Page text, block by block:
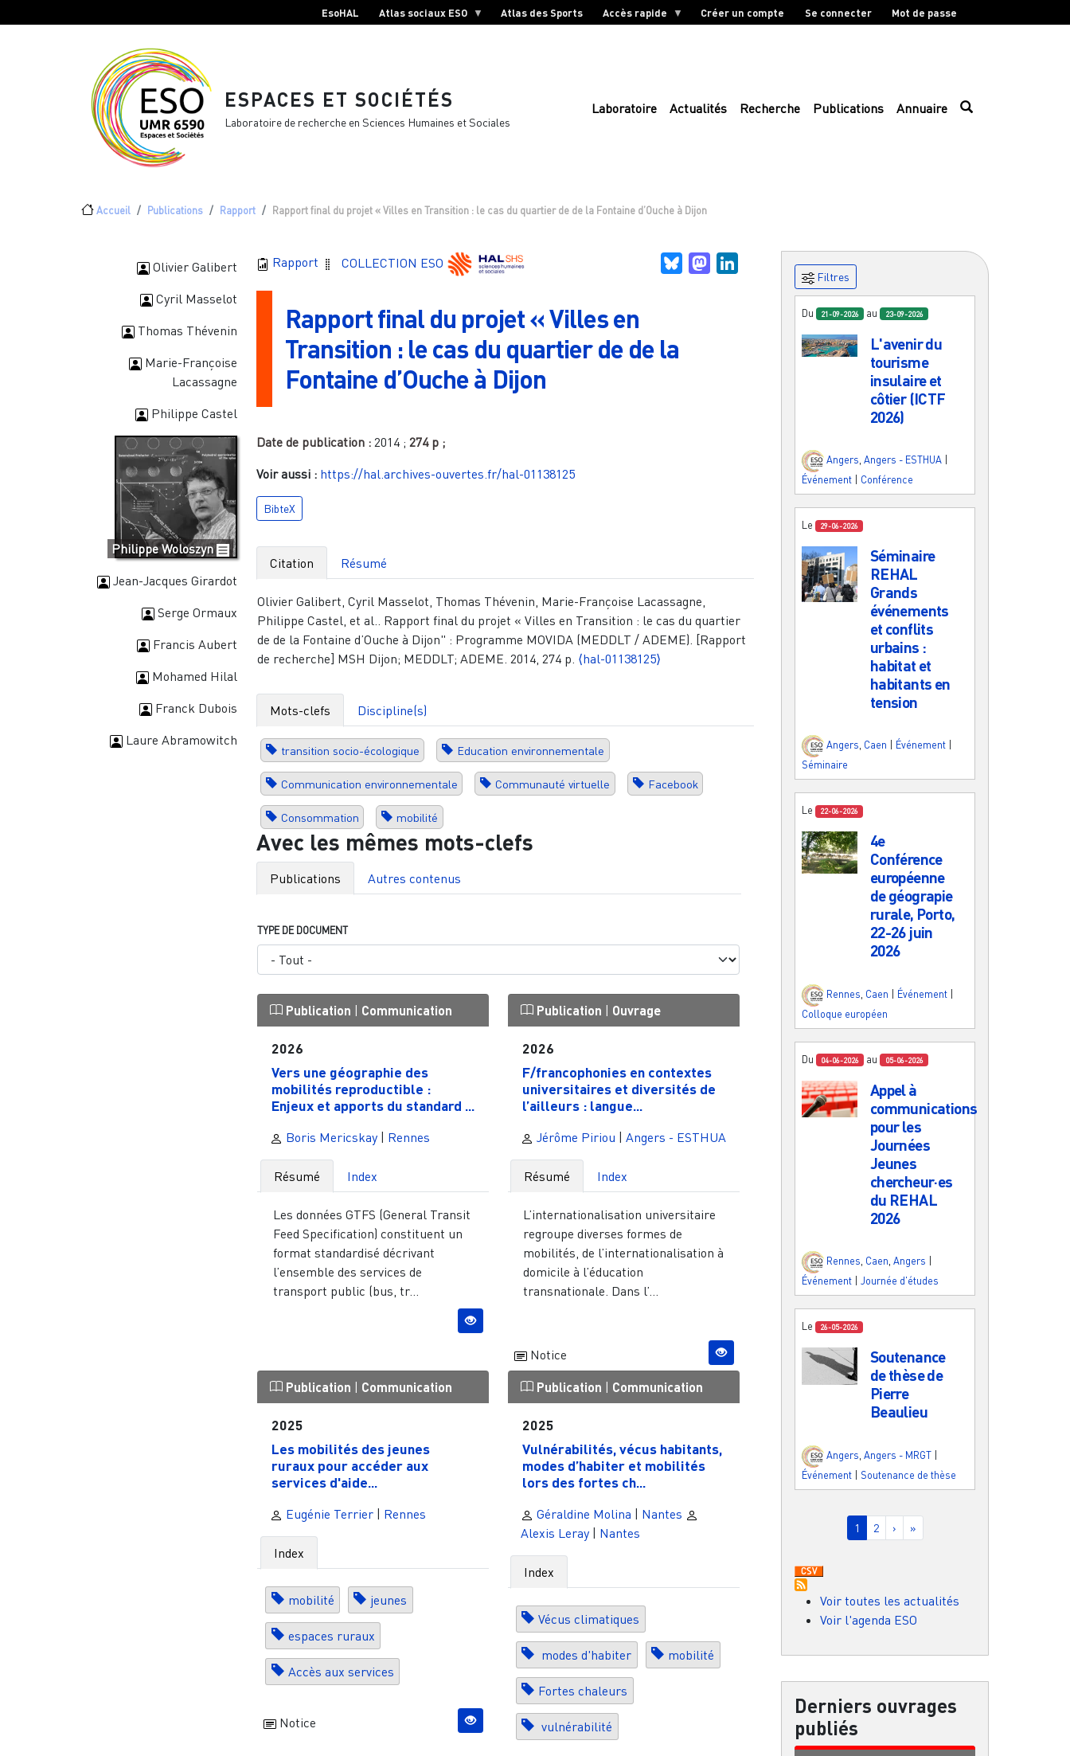
EsoHAL Atlas sociaux ESO Atlas des Sports Accès rapide Créer un compte Se connecter Mot de passe
ESPACES ET SOCIÉTÉS
Laboratoire de recherche en Sciences Humaines et Sociales
Laboratoire Actualités Recherche Publications Annuaire
Fil d'Ariane
Accueil Publications Rapport Rapport final du projet « Villes en Transition : le cas du quartier de de la Fontaine d’Ouche à Dijon
Olivier Galibert
Cyril Masselot
Thomas Thévenin
Marie-Françoise
Lacassagne
Philippe Castel
Philippe Woloszyn
Jean-Jacques Girardot
Serge Ormaux
Francis Aubert
Mohamed Hilal
Franck Dubois
Laure Abramowitch
Rapport COLLECTION ESO BlueskyMastodon
Rapport final du projet « Villes en
Transition : le cas du quartier de de la
Fontaine d’Ouche à Dijon
Date de publication : 2014 ; 274 p ;
Voir aussi : https://hal.archives-ouvertes.fr/hal-01138125
BibteX
Citation Résumé
Olivier Galibert, Cyril Masselot, Thomas Thévenin, Marie-Françoise Lacassagne,
Philippe Castel, et al.. Rapport final du projet « Villes en Transition : le cas du quartier
de de la Fontaine d’Ouche à Dijon" : Programme MOVIDA (MEDDLT / ADEME). [Rapport
de recherche] MSH Dijon; MEDDLT; ADEME. 2014, 274 p. ⟨hal-01138125⟩
Mots-clefs Discipline(s)
transition socio-écologique Education environnementale
Communication environnementale Communauté virtuelle Facebook
Consommation mobilité
Avec les mêmes mots-clefs
Publications Autres contenus
TYPE DE DOCUMENT
Publication | Communication
2026
Vers une géographie des
mobilités reproductible :
Enjeux et apports du standard ...
Boris Mericskay | Rennes
Résumé Index
Les données GTFS (General Transit
Feed Specification) constituent un
format standardisé décrivant
l’ensemble des services de
transport public (bus, tr...
Publication | Ouvrage
2026
F/francophonies en contextes
universitaires et diversités de
l’ailleurs : langue...
Jérôme Piriou |Angers - ESTHUA
Résumé Index
L’internationalisation universitaire
regroupe diverses formes de
mobilités, de l’internationalisation à
domicile à l’éducation
transnationale. Dans l’...
Notice
Publication | Communication
2025
Les mobilités des jeunes
ruraux pour accéder aux
services d'aide...
Eugénie Terrier Rennes
Index
mobilité jeunes
espaces ruraux
Accès aux services
Notice
Publication | Communication
2025
Vulnérabilités, vécus habitants,
modes d’habiter et mobilités
lors des fortes ch...
Géraldine Molina
Nantes
Alexis Leray
Nantes
Index
Vécus climatiques
modes d'habiter mobilité
Fortes chaleurs
vulnérabilité
Filtres
Du 21-09-2026 au 23-09-2026
L'avenir du
tourisme
insulaire et
côtier (ICTF
2026)
Angers Angers - ESTHUA
Événement
Conférence
Le 29-06-2026
Séminaire
REHAL
Grands
événements
et conflits
urbains :
habitat et
habitants en
tension
Angers, Caen Événement
Séminaire
Le 22-06-2026
4e
Conférence
européenne
de géograpie
rurale, Porto,
22-26 juin
2026
Rennes Caen Événement
Colloque européen
Du 04-06-2026 au 05-06-2026
Appel à
communications
pour les
Journées
Jeunes
chercheur·es
du REHAL
2026
Rennes, Caen, Angers
Événement
Journée d'études
Le 26-05-2026
Soutenance
de thèse de
Pierre
Beaulieu
Angers Angers - MRGT
Événement | Soutenance de thèse
Pagination
Page courante
1 Page
2 Page suivante
› Dernière page
»
Voir toutes les actualités
Voir l'agenda ESO
Derniers ouvrages
publiés